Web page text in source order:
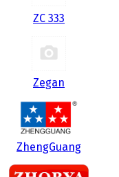
ZC 333
Zegan
ZhengGuang